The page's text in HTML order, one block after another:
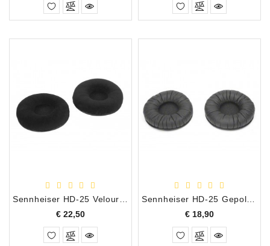
Sennheiser HD-25 Velours Gedempte Oorkussens Set
€ 22,50Prijs
Sennheiser HD-25 Gepolsterde Oorkussen Set
€ 18,90Prijs